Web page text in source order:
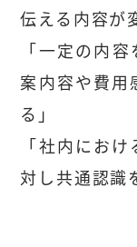
伝える内容が
「一定の内
案内容や費用
る」
「社内にお
対し共通認識